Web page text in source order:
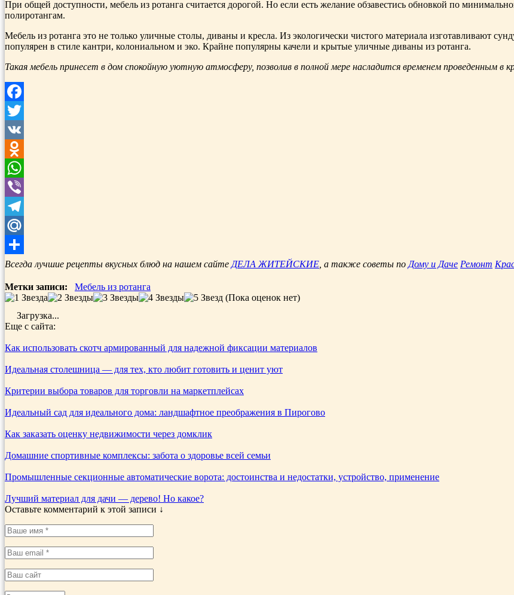
При общей доступности, мебель из ротанга считается дорогой. Но если есть желание обзавестись обновкой по
полиротангам.
Мебель из ротанга это не только уличные столы, диваны и кресла. Из экологически чистого материала изготавливают
популярен в стиле кантри, колониальном и эко. Крайне популярны качели и крытые уличные диваны из ротанга.
Такая мебель принесет в дом спокойную уютную атмосферу, позволив в полной мере насладится временем проведенным в
Facebook
Twitter
VK
Odnoklassniki
WhatsApp
Viber
Telegram
Mail.Ru
Отправить
Всегда лучшие рецепты вкусных блюд на нашем сайте ДЕЛА ЖИТЕЙСКИЕ , а также советы по Дому и Даче Ремонт
Метки записи:
Мебель из ротанга
(Пока оценок нет)
Загрузка...
Еще с сайта:
Как использовать скотч армированный для надежной фиксации материалов
Идеальная столешница — для тех, кто любит готовить и ценит уют
Критерии выбора товаров для торговли на маркетплейсах
Идеальный сад для идеального дома: ландшафтное преображения в Пирогово
Как заказать оценку недвижимости через домклик
Домашние спортивные комплексы: забота о здоровье всей семьи
Промышленные секционные автоматические ворота: достоинства и недостатки, устройство, применение
Лучший материал для дачи — дерево! Но какое?
Оставьте комментарий к этой записи ↓